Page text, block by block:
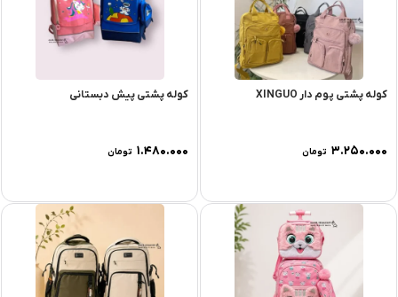
کوله پشتی پوم دار XINGUO
۳.۲۵۰.۰۰۰ تومان
کوله پشتی پیش دبستانی
۱.۴۸۰.۰۰۰ تومان